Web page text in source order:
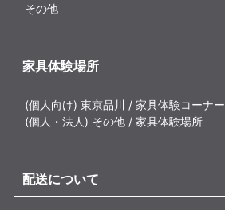
その他
家具体験場所
(個人向け) 東京品川 / 家具体験コーナー
(個人・法人) その他 / 家具体験場所
配送について